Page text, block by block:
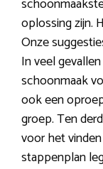
oplossing zijn.
Onze
In veel
schoonmaak
ook een
groep. Ten
voor het
stappenplan